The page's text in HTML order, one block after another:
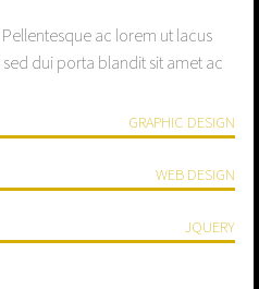
ac lorem ut lacus
dui porta blandit sit amet ac.
GRAPHIC DESIGN
WEB DESIGN
JQUERY